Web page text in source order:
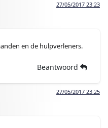
27/05/2017 23:23
en de hulpverleners.
Beantwoord
27/05/2017 23:25